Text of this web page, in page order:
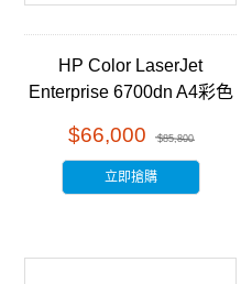
HP Color LaserJet
Enterprise 6700dn A4彩色
$66,000 $85,800
立即搶購